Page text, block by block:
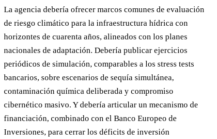
La agencia debería ofrecer marcos comunes de evaluación
de riesgo climático para la infraestructura hídrica con
horizontes de cuarenta años, alineados con los planes
nacionales de adaptación. Debería publicar ejercicios
periódicos de simulación, comparables a los stress tests
bancarios, sobre escenarios de sequía simultánea,
contaminación química deliberada y compromiso
cibernético masivo. Y debería articular un mecanismo de
financiación, combinado con el Banco Europeo de
Inversiones, para cerrar los déficits de inversión